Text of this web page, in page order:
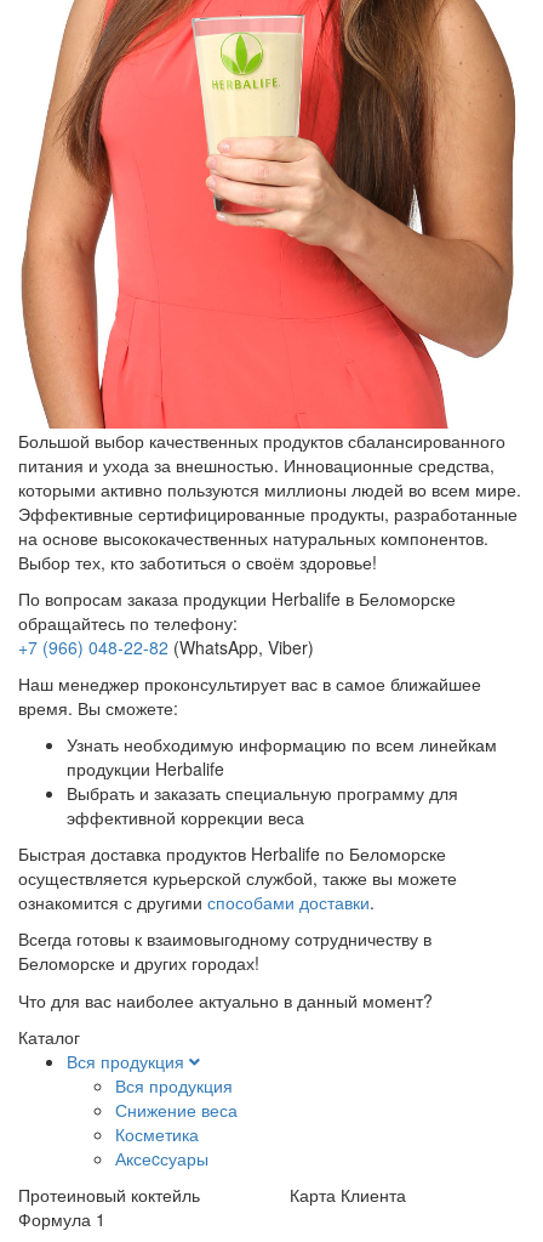
Большой выбор качественных продуктов сбалансированного
питания и ухода за внешностью. Инновационные средства,
которыми активно пользуются миллионы людей во всем мире.
Эффективные сертифицированные продукты, разработанные
на основе высококачественных натуральных компонентов.
Выбор тех, кто заботиться о своём здоровье!
По вопросам заказа продукции Herbalife в Беломорске
обращайтесь по телефону:
+7 (966) 048-22-82 (WhatsApp, Viber)
Наш менеджер проконсультирует вас в самое ближайшее
время. Вы сможете:
Узнать необходимую информацию по всем линейкам
продукции Herbalife
Выбрать и заказать специальную программу для
эффективной коррекции веса
Быстрая доставка продуктов Herbalife по Беломорске
осуществляется курьерской службой, также вы можете
ознакомится с другими способами доставки.
Всегда готовы к взаимовыгодному сотрудничеству в
Беломорске и других городах!
Что для вас наиболее актуально в данный момент?
Каталог
Вся продукция
Вся продукция
Снижение веса
Косметика
Аксеcсуары
Протеиновый коктейль
Формула 1
Карта Клиента